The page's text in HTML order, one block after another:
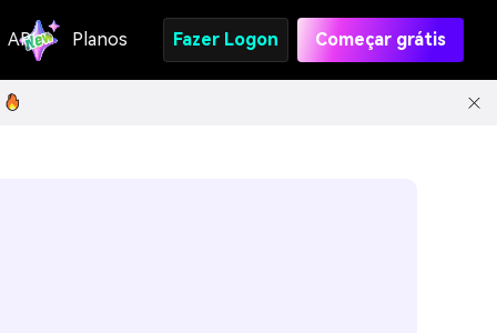
API Planos Fazer Logon Começar grátis